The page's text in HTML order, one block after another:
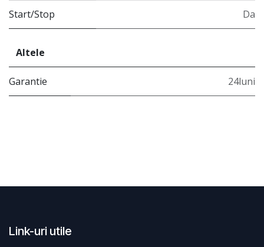
Start/Stop Da
Altele
Garantie 24luni
Link-uri utile